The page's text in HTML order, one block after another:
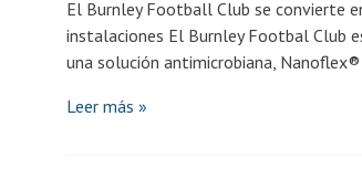
El Burnley Football Club se convierte
instalaciones El Burnley Footbal Club
una solución antimicrobiana,
Burnley
Leer más »